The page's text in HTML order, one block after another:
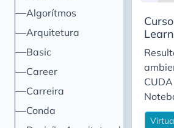
Algorítmos
Arquitetura
Basic
Career
Carreira
Conda